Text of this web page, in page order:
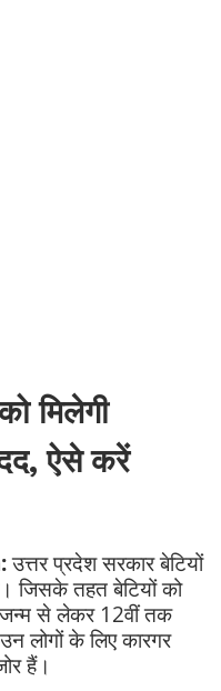
मिलेगी
ऐसे करें
उत्तर प्रदेश सरकार बेटियों
तहत बेटियों को
से लेकर 12वीं तक
लोगों के लिए कारगर
हैं।